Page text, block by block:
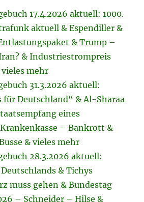
17.4.2026 aktuell: 1000.
aktuell & Espendiller &
& Trump –
& Industriestrompreis
mehr
31.3.2026 aktuell:
für Deutschland“ & Al-Sharaa
eines
– Bankrott &
& vieles mehr
28.3.2026 aktuell:
& Tichys
muss gehen & Bundestag
– Schneider – Hilse &